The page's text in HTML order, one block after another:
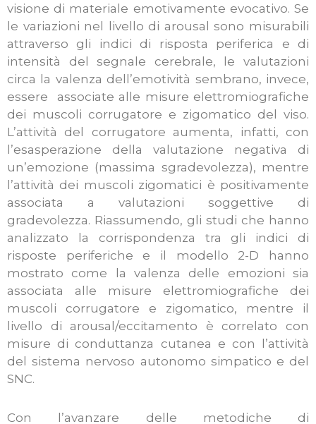
visione di materiale emotivamente evocativo. Se
le variazioni nel livello di arousal sono misurabili
attraverso gli indici di risposta periferica e di
intensità del segnale cerebrale, le valutazioni
circa la valenza dell’emotività sembrano, invece,
essere associate alle misure elettromiografiche
dei muscoli corrugatore e zigomatico del viso.
L’attività del corrugatore aumenta, infatti, con
l’esasperazione della valutazione negativa di
un’emozione (massima sgradevolezza), mentre
l’attività dei muscoli zigomatici è positivamente
associata a valutazioni soggettive di
gradevolezza. Riassumendo, gli studi che hanno
analizzato la corrispondenza tra gli indici di
risposte periferiche e il modello 2-D hanno
mostrato come la valenza delle emozioni sia
associata alle misure elettromiografiche dei
muscoli corrugatore e zigomatico, mentre il
livello di arousal/eccitamento è correlato con
misure di conduttanza cutanea e con l’attività
del sistema nervoso autonomo simpatico e del
SNC.
Con l’avanzare delle metodiche di